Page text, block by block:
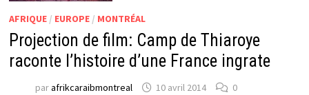
AFRIQUE/ EUROPE/ MONTRÉAL
Projection de film: Camp de Thiaroye
raconte l’histoire d’une France ingrate
parafrikcaraibmontreal 10 avril 2014 0